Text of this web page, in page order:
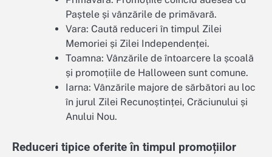
Paștele și vânzările de primăvară.
Vara: Caută reduceri în timpul Zilei
Memoriei și Zilei Independenței.
Toamna: Vânzările de întoarcere la școală
și promoțiile de Halloween sunt comune.
Iarna: Vânzările majore de sărbători au loc
în jurul Zilei Recunoștinței, Crăciunului și
Anului Nou.
Reduceri tipice oferite în timpul promoțiilor